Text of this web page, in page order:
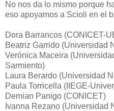
No nos da lo mismo porque
eso apoyamos a Scioli en el
Dora Barrancos (CONICET-
Beatriz Garrido (Universidad
Verónica Maceira
Sarmiento)
Laura Berardo (Universidad
Paula Torricella (IIEGE-
Demian Panigo (CONICET)
Ivanna Rezano (Universidad